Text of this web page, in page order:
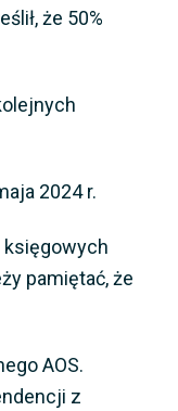
że 50%
2024 r.
księgowych
pamiętać, że
AOS.
z